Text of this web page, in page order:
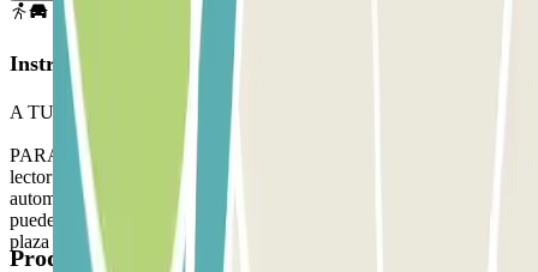
Instrucciones
A TU LLEGADA: Accede al parking
PARA ABRIR LA BARRERA: Detente frente a la barrera. El
lector de matrículas reconocerá tu vehículo y la barrera se abrirá
automáticamente sin necesidad de pulsar ningún botón o bien
puedes hacer uso del código QR en tu reserva . Aparca en cualquier
plaza libre.
Productos disponibles